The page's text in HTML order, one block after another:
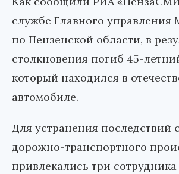
службе Главного
по Пензенской области, в
столкновения погиб 45-
который находился в
автомобиле.
Для устранения последствий
дорожно-транспортного
привлекались три